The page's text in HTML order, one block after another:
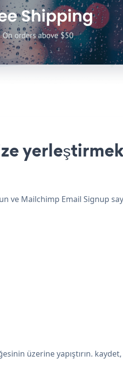
Mailchimp Email Signup
üzerine yapıştırın. kaydet,